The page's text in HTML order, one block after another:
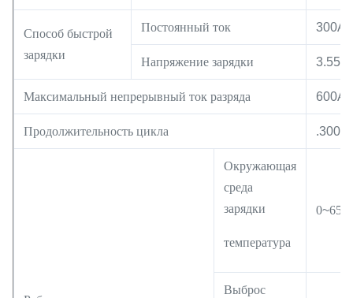
Способ быстрой
зарядки
Постоянный ток 300А
Напряжение зарядки 3.55В
Максимальный непрерывный ток разряда 600A
Продолжительность цикла .3000
Окружающая
среда
зарядки
температура
0~65
Выброс